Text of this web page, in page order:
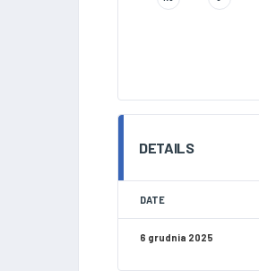
DETAILS
DATE
6 grudnia 2025